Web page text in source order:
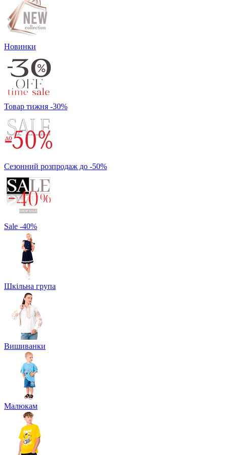
Новинки
Товар тижня -30%
Сезонний розпродаж до -50%
Sale -40%
Шкільна група
Вишиванки
Малюкам